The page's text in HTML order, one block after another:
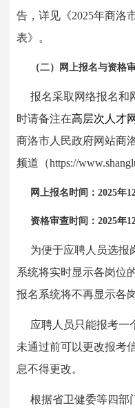
告，详见《2025年商洛
表》。
（二）网上报名与资格
报名采取网络报名和
时请备注在高层次人才
商洛市人民政府网站商
频道（https://
网上报名时间：2025年
资格审查时间：2025年
为便于应聘人员选报
系统将实时显示各岗位
报名系统将不再显示各
应聘人员只能报考一
未通过前可以更改报考
息不得更改。
根据省卫健委等四部